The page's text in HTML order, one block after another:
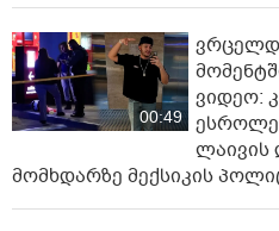
00:49
ვიდეო:
ლაივის
მომხდარზე მექსიკის